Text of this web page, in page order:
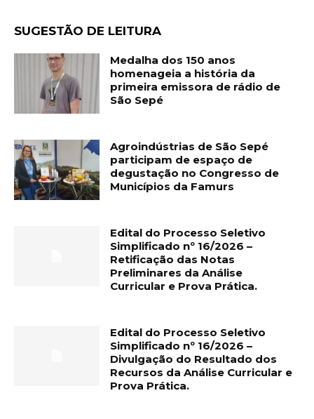
SUGESTÃO DE LEITURA
Medalha dos 150 anos
homenageia a história da
primeira emissora de rádio de
São Sepé
Agroindústrias de São Sepé
participam de espaço de
degustação no Congresso de
Municípios da Famurs
Edital do Processo Seletivo
Simplificado nº 16/2026 –
Retificação das Notas
Preliminares da Análise
Curricular e Prova Prática.
Edital do Processo Seletivo
Simplificado nº 16/2026 –
Divulgação do Resultado dos
Recursos da Análise Curricular e
Prova Prática.